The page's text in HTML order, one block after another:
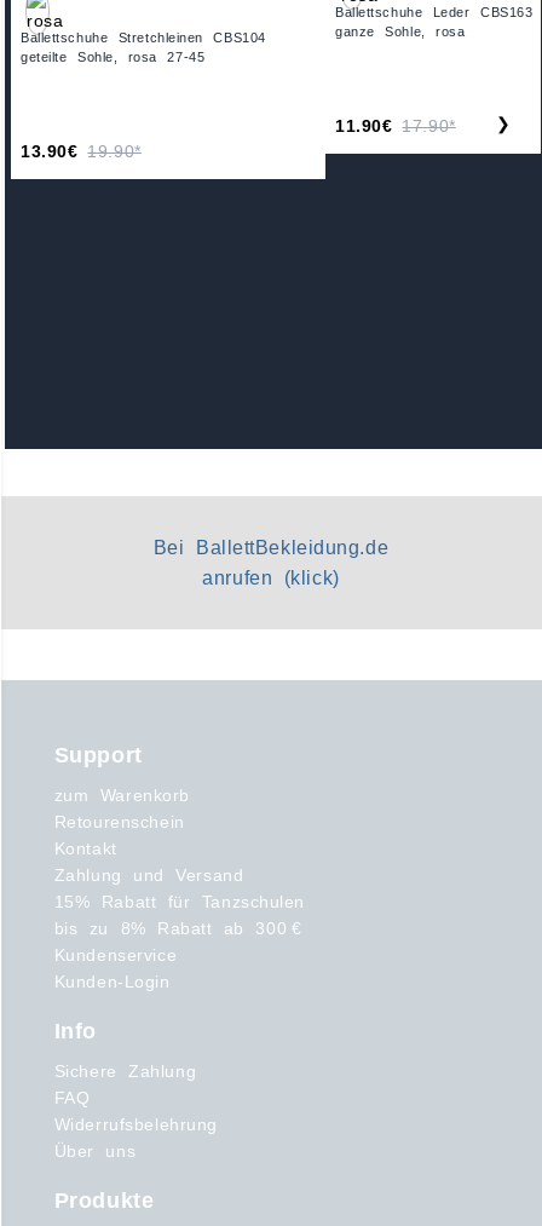
Ballettschuhe Stretchleinen CBS104
geteilte Sohle, rosa 27-45
13.90€ 19.90*
Ballettschuhe Leder CBS163
ganze Sohle, rosa
11.90€ 17.90* ❯
Bei BallettBekleidung.de
anrufen (klick)
Support
zum Warenkorb
Retourenschein
Kontakt
Zahlung und Versand
15% Rabatt für Tanzschulen
bis zu 8% Rabatt ab 300 €
Kundenservice
Kunden-Login
Info
Sichere Zahlung
FAQ
Widerrufsbelehrung
Über uns
Produkte